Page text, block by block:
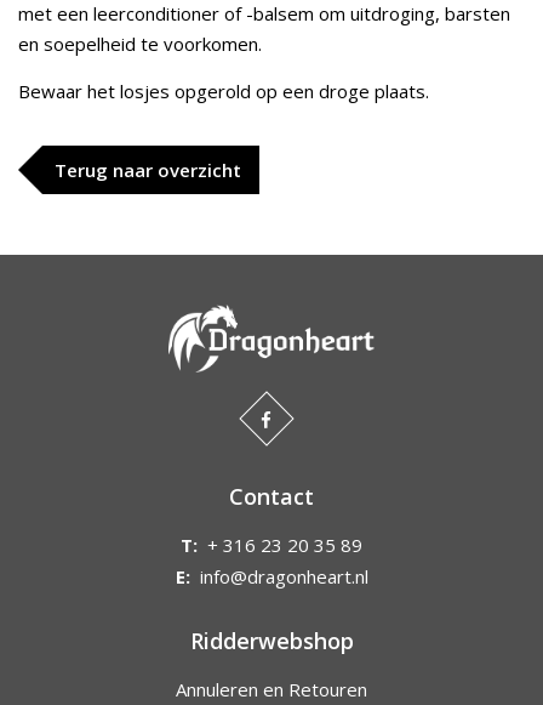
met een leerconditioner of -balsem om uitdroging, barsten
en soepelheid te voorkomen.
Bewaar het losjes opgerold op een droge plaats.
Terug naar overzicht
Contact
T: + 316 23 20 35 89
E: info@dragonheart.nl
Ridderwebshop
Annuleren en Retouren